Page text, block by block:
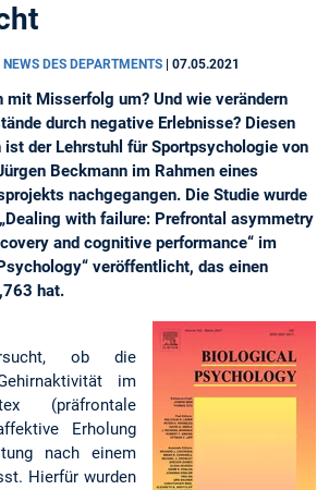
DES DEPARTMENTS 07.05.2021
mit Misserfolg um? Und wie verändern
durch negative Erlebnisse? Diesen
ist der Lehrstuhl für Sportpsychologie von
Beckmann im Rahmen eines
nachgegangen. Die Studie wurde
with failure: Prefrontal asymmetry
and cognitive performance“ im
veröffentlicht, das einen
hat.
ob die
im
(präfrontale
Erholung
nach einem
Hierfür wurden